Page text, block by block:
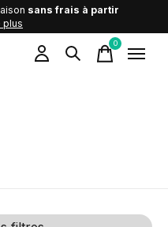
sans frais à partir
plus
0items